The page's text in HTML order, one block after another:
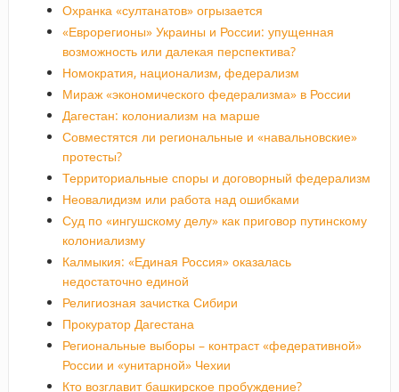
Охранка «султанатов» огрызается
«Еврорегионы» Украины и России: упущенная
возможность или далекая перспектива?
Номократия, национализм, федерализм
Мираж «экономического федерализма» в России
Дагестан: колониализм на марше
Совместятся ли региональные и «навальновские»
протесты?
Территориальные споры и договорный федерализм
Неовалидизм или работа над ошибками
Суд по «ингушскому делу» как приговор путинскому
колониализму
Калмыкия: «Единая Россия» оказалась
недостаточно единой
Религиозная зачистка Сибири
Прокуратор Дагестана
Региональные выборы – контраст «федеративной»
России и «унитарной» Чехии
Кто возглавит башкирское пробуждение?